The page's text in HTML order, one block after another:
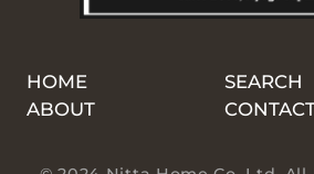
HOME
SEARCH
ABOUT